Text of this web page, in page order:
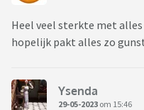
Heel veel sterkte met
hopelijk pakt alles zo
Ysenda
29-05-2023 om 15:46